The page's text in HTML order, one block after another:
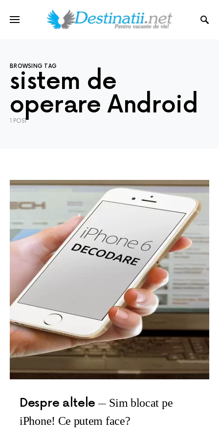
BROWSING TAG
sistem de
operare Android
1 POST
Despre altele
Sim blocat pe
iPhone! Ce putem face?